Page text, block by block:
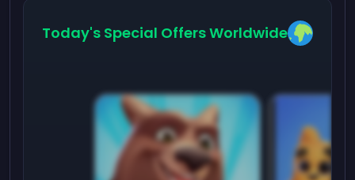
Today's Special Offers Worldwide